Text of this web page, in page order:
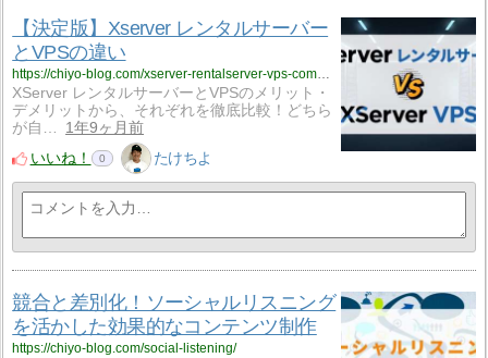
【決定版】Xserver レンタルサーバー
とVPSの違い
XServer レンタルサーバーとVPSのメリット・
デメリットから、それぞれを徹底比較！どちら
が自…
1年9ヶ月前
いいね！
0 たけちよ
競合と差別化！ソーシャルリスニング
を活かした効果的なコンテンツ制作
https://chiyo-blog.com/social-listening/